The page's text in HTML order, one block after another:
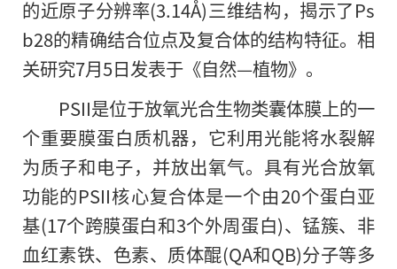
的近原子分辨率(3.14Å)三维结构，揭示了Ps
b28的精确结合位点及复合体的结构特征。相
关研究7月5日发表于《自然—植物》。
PSII是位于放氧光合生物类囊体膜上的一
个重要膜蛋白质机器，它利用光能将水裂解
为质子和电子，并放出氧气。具有光合放氧
功能的PSII核心复合体是一个由20个蛋白亚
基(17个跨膜蛋白和3个外周蛋白)、锰簇、非
血红素铁、色素、质体醌(QA和QB)分子等多